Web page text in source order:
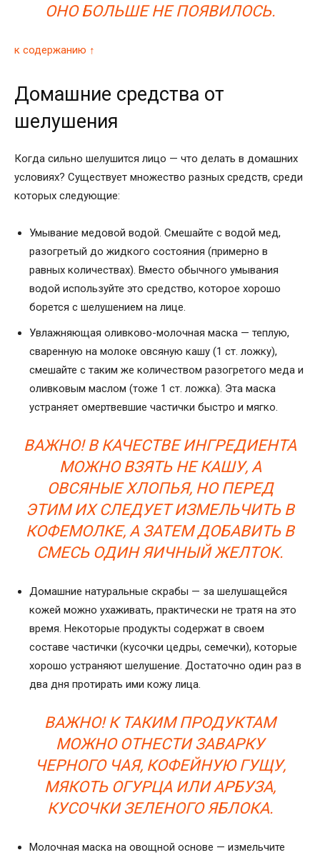
ОНО БОЛЬШЕ НЕ ПОЯВИЛОСЬ.
к содержанию ↑
Домашние средства от
шелушения
Когда сильно шелушится лицо — что делать в домашних
условиях? Существует множество разных средств, среди
которых следующие:
Умывание медовой водой. Смешайте с водой мед,
разогретый до жидкого состояния (примерно в
равных количествах). Вместо обычного умывания
водой используйте это средство, которое хорошо
борется с шелушением на лице.
Увлажняющая оливково-молочная маска — теплую,
сваренную на молоке овсяную кашу (1 ст. ложку),
смешайте с таким же количеством разогретого меда и
оливковым маслом (тоже 1 ст. ложка). Эта маска
устраняет омертвевшие частички быстро и мягко.
ВАЖНО! В КАЧЕСТВЕ ИНГРЕДИЕНТА
МОЖНО ВЗЯТЬ НЕ КАШУ, А
ОВСЯНЫЕ ХЛОПЬЯ, НО ПЕРЕД
ЭТИМ ИХ СЛЕДУЕТ ИЗМЕЛЬЧИТЬ В
КОФЕМОЛКЕ, А ЗАТЕМ ДОБАВИТЬ В
СМЕСЬ ОДИН ЯИЧНЫЙ ЖЕЛТОК.
Домашние натуральные скрабы — за шелушащейся
кожей можно ухаживать, практически не тратя на это
время. Некоторые продукты содержат в своем
составе частички (кусочки цедры, семечки), которые
хорошо устраняют шелушение. Достаточно один раз в
два дня протирать ими кожу лица.
ВАЖНО! К ТАКИМ ПРОДУКТАМ
МОЖНО ОТНЕСТИ ЗАВАРКУ
ЧЕРНОГО ЧАЯ, КОФЕЙНУЮ ГУЩУ,
МЯКОТЬ ОГУРЦА ИЛИ АРБУЗА,
КУСОЧКИ ЗЕЛЕНОГО ЯБЛОКА.
Молочная маска на овощной основе — измельчите